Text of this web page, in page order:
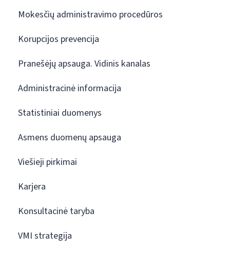
Mokesčių administravimo procedūros
Korupcijos prevencija
Pranešėjų apsauga. Vidinis kanalas
Administracinė informacija
Statistiniai duomenys
Asmens duomenų apsauga
Viešieji pirkimai
Karjera
Konsultacinė taryba
VMI strategija